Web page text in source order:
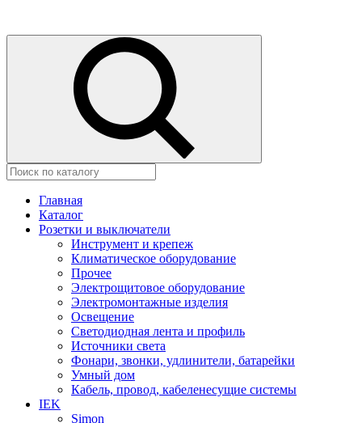
Главная
Каталог
Розетки и выключатели
Инструмент и крепеж
Климатическое оборудование
Прочее
Электрощитовое оборудование
Электромонтажные изделия
Освещение
Светодиодная лента и профиль
Источники света
Фонари, звонки, удлинители, батарейки
Умный дом
Кабель, провод, кабеленесущие системы
IEK
Simon